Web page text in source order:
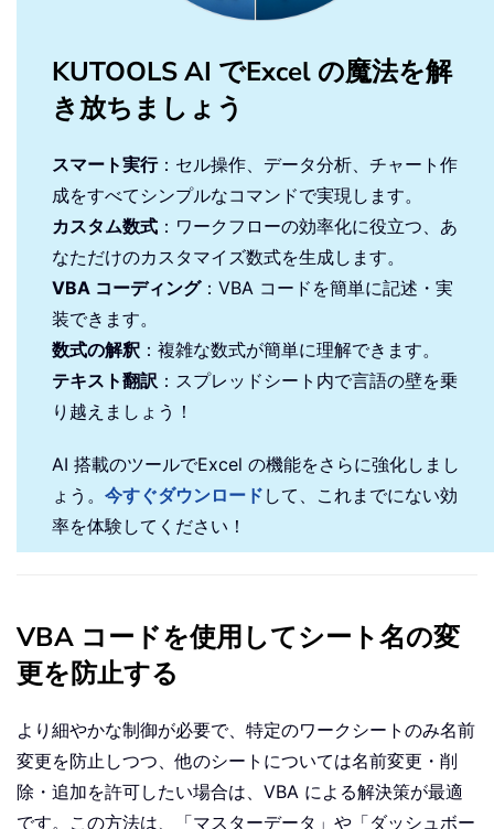
KUTOOLS AI でExcel の魔法を解
き放ちましょう
スマート実行：セル操作、データ分析、チャート作
成をすべてシンプルなコマンドで実現します。
カスタム数式 ：ワークフローの効率化に役立つ、あ
なただけのカスタマイズ数式を生成します。
VBA コーディング：VBA コードを簡単に記述・実
装できます。
数式の解釈 ：複雑な数式が簡単に理解できます。
テキスト翻訳 ：スプレッドシート内で言語の壁を乗
り越えましょう！
AI 搭載のツールでExcel の機能をさらに強化しまし
ょう。 今すぐダウンロード して、これまでにない効
率を体験してください！
VBA コードを使用してシート名の変
更を防止する
より細やかな制御が必要で、特定のワークシートのみ名前
変更を防止しつつ、他のシートについては名前変更・削
除・追加を許可したい場合は、VBA による解決策が最適
です。この方法は、「マスターデータ」や「ダッシュボー